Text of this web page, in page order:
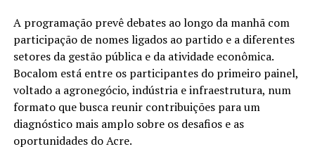
A programação prevê debates ao longo da manhã com
participação de nomes ligados ao partido e a diferentes
setores da gestão pública e da atividade econômica.
Bocalom está entre os participantes do primeiro painel,
voltado a agronegócio, indústria e infraestrutura, num
formato que busca reunir contribuições para um
diagnóstico mais amplo sobre os desafios e as
oportunidades do Acre.